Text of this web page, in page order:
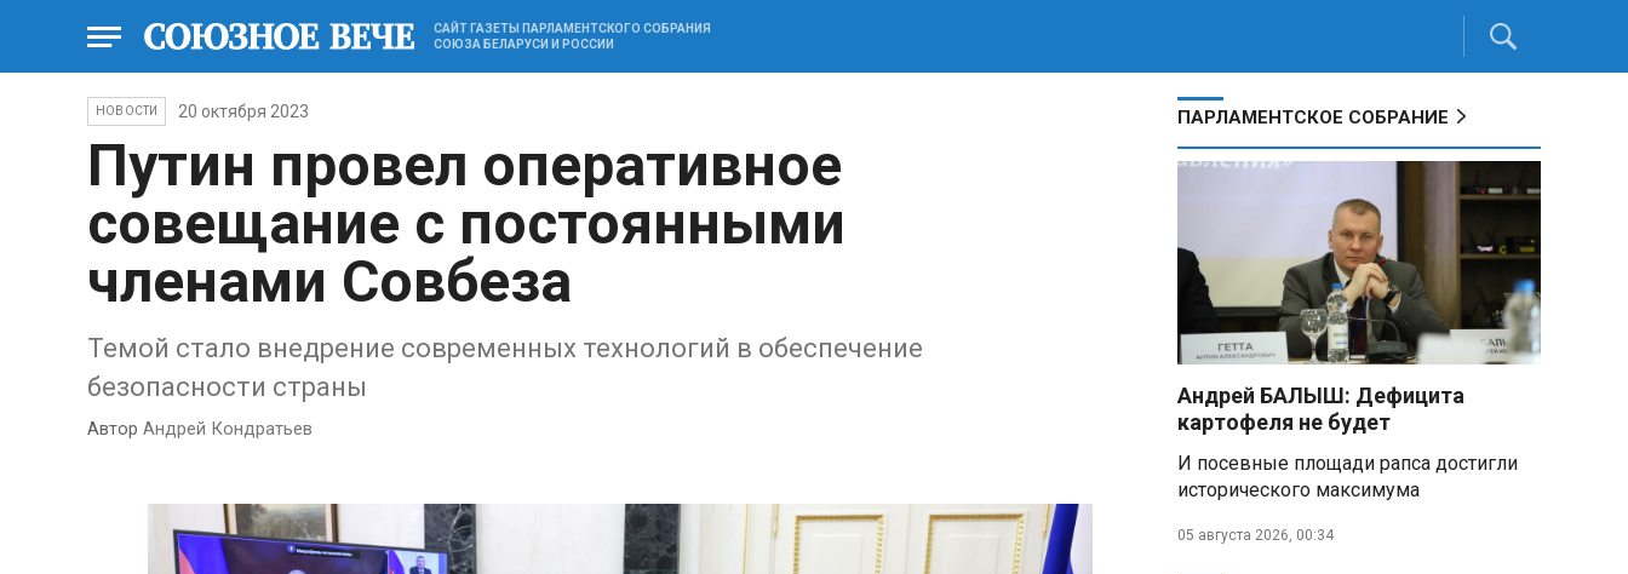
САЙТ ГАЗЕТЫ ПАРЛАМЕНТСКОГО СОБРАНИЯ
СОЮЗА БЕЛАРУСИ И РОССИИ
НОВОСТИ 20 октября 2023
Путин провел оперативное
совещание с постоянными
членами Совбеза
Темой стало внедрение современных технологий в обеспечение
безопасности страны
Автор Андрей Кондратьев
ПАРЛАМЕНТСКОЕ СОБРАНИЕ
Андрей БАЛЫШ: Дефицита
картофеля не будет
И посевные площади рапса достигли
исторического максимума
05 августа 2026, 00:34